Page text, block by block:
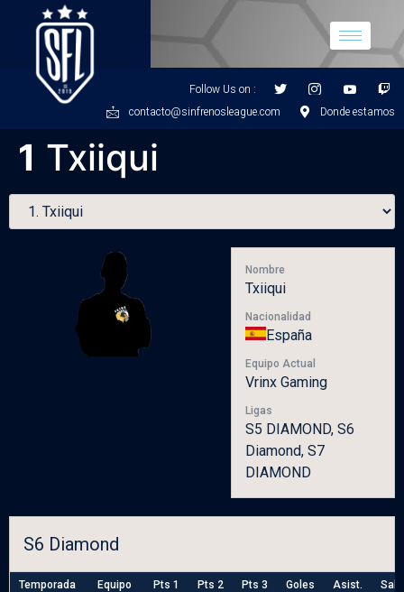
Follow Us on :
contacto@sinfrenosleague.com
Donde estamos
1 Txiiqui
Nombre
Txiiqui
Nacionalidad
España
Equipo Actual
Vrinx Gaming
Ligas
S5 DIAMOND, S6
Diamond, S7
DIAMOND
S6 Diamond
Temporada Equipo Pts 1 Pts 2 Pts 3 Goles Asist.